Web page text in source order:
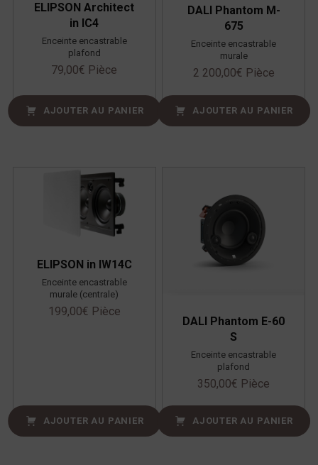
ELIPSON Architect
in IC4
Enceinte encastrable
plafond
79,00€ Pièce
AJOUTER AU PANIER
DALI Phantom M-
675
Enceinte encastrable
murale
2 200,00€ Pièce
AJOUTER AU PANIER
ELIPSON in IW14C
Enceinte encastrable
murale (centrale)
199,00€ Pièce
AJOUTER AU PANIER
DALI Phantom E-60
S
Enceinte encastrable
plafond
350,00€ Pièce
AJOUTER AU PANIER